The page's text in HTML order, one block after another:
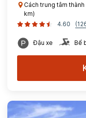
Cách trung tâm
km)
4.60
Đậu xe Bể